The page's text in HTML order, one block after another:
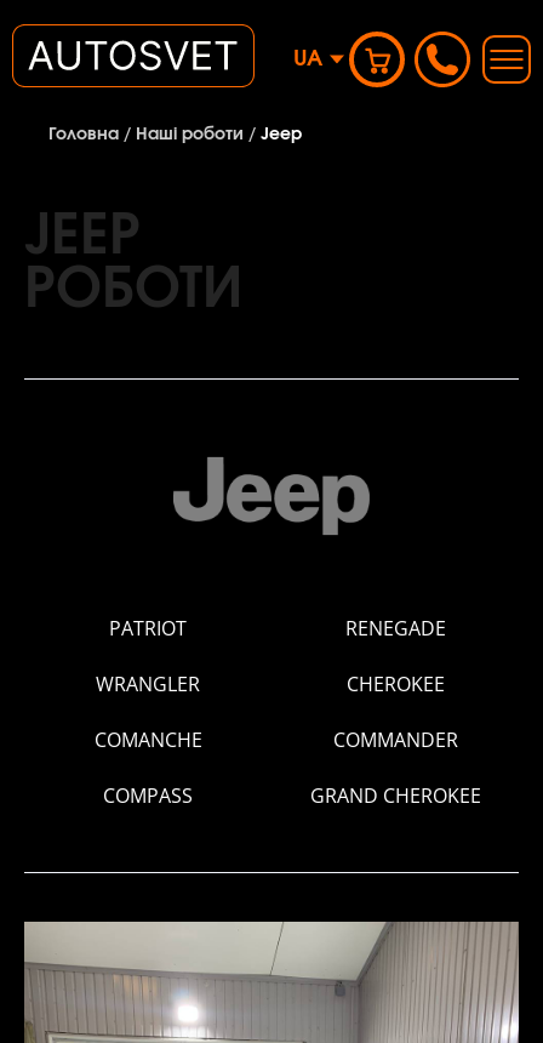
UA
Головна / Наші роботи / Jeep
JEEP
РОБОТИ
PATRIOT RENEGADE
WRANGLER CHEROKEE
COMANCHE COMMANDER
COMPASS GRAND CHEROKEE